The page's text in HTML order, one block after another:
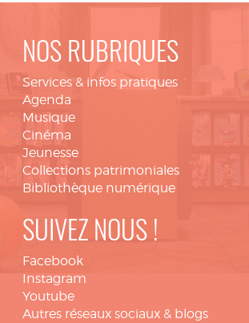
NOS RUBRIQUES
Services & infos pratiques
Agenda
Musique
Cinéma
Jeunesse
Collections patrimoniales
Bibliothèque numérique
SUIVEZ NOUS !
Facebook
Instagram
Youtube
Autres réseaux sociaux & blogs